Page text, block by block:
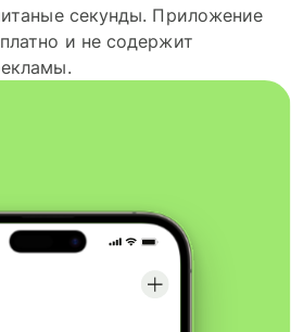
секунды. Приложение
и не содержит